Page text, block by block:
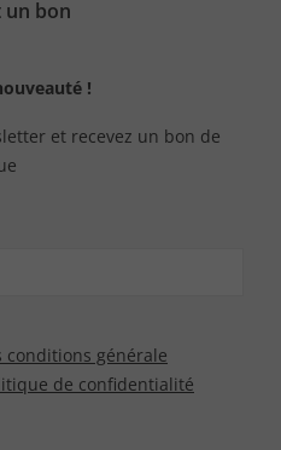
un bon
!
et recevez un bon de
conditions générale
de confidentialité